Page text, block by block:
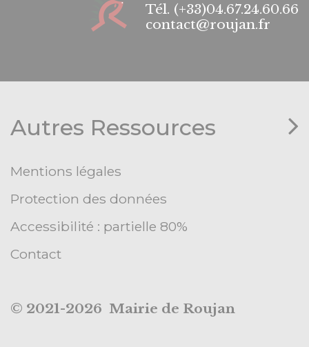
Tél. (+33)04.67.24.60.66
contact@roujan.fr
Autres Ressources
Mentions légales
Protection des données
Accessibilité : partielle 80%
Contact
© 2021-2026 Mairie de Roujan